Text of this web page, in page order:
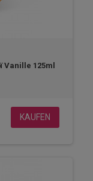
Vanille 125ml
KAUFEN